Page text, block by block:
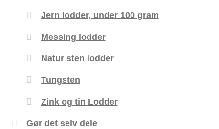
Jern lodder, under 100 gram
Messing lodder
Natur sten lodder
Tungsten
Zink og tin Lodder
Gør det selv dele